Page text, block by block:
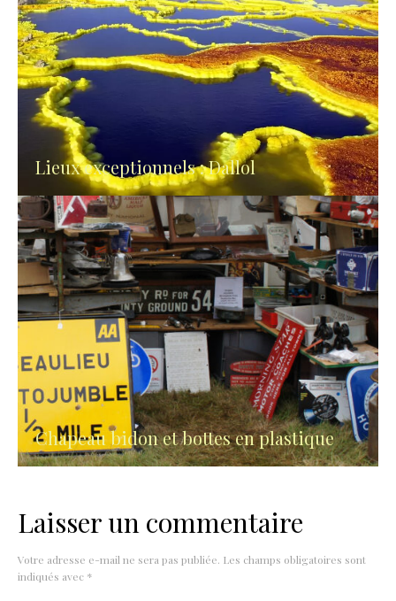
Lieux exceptionnels : Dallol
Chapeau bidon et bottes en plastique
Laisser un commentaire
Votre adresse e-mail ne sera pas publiée. Les champs obligatoires sont
indiqués avec *